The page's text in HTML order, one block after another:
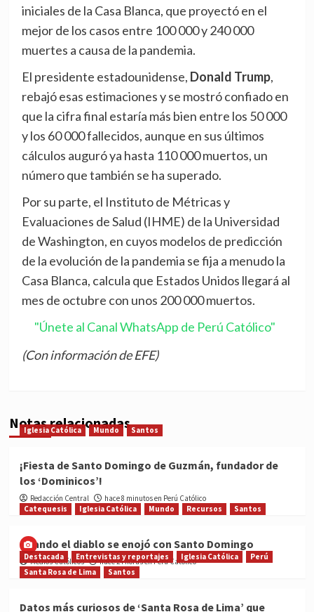
iniciales de la Casa Blanca, que proyectó en el
mejor de los casos entre 100 000 y 240 000
muertes a causa de la pandemia.
El presidente estadounidense, Donald Trump,
rebajó esas estimaciones y se mostró confiado en
que la cifra final estaría más bien entre los 50 000
y los 60 000 fallecidos, aunque en sus últimos
cálculos auguró ya hasta 110 000 muertos, un
número que también se ha superado.
Por su parte, el Instituto de Métricas y
Evaluaciones de Salud (IHME) de la Universidad
de Washington, en cuyos modelos de predicción
de la evolución de la pandemia se fija a menudo la
Casa Blanca, calcula que Estados Unidos llegará al
mes de octubre con unos 200 000 muertos.
"Únete al Canal WhatsApp de Perú Católico"
(Con información de EFE)
Notas relacionadas
Iglesia Católica Mundo Santos
¡Fiesta de Santo Domingo de Guzmán, fundador de
los ‘Dominicos’!
Redacción Central
hace 8 minutos en Perú Católico
Catequesis
Iglesia Católica Mundo Recursos Santos
Cuando el diablo se enojó con Santo Domingo
Medios Católicos hace 24 horas en Perú Católico
Destacada Entrevistas y reportajes Iglesia Católica
Perú
Santa Rosa de Lima
Santos
Datos más curiosos de ‘Santa Rosa de Lima’ que